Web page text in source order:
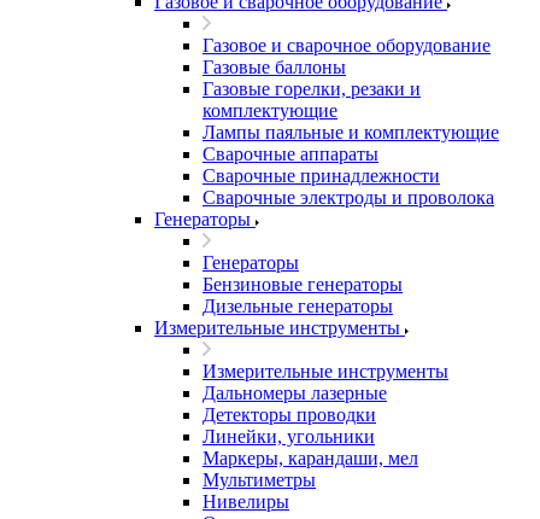
Газовое и сварочное оборудование
Газовые баллоны
Газовые горелки, резаки и
комплектующие
Лампы паяльные и комплектующие
Сварочные аппараты
Сварочные принадлежности
Сварочные электроды и проволока
Генераторы
Генераторы
Бензиновые генераторы
Дизельные генераторы
Измерительные инструменты
Измерительные инструменты
Дальномеры лазерные
Детекторы проводки
Линейки, угольники
Маркеры, карандаши, мел
Мультиметры
Нивелиры